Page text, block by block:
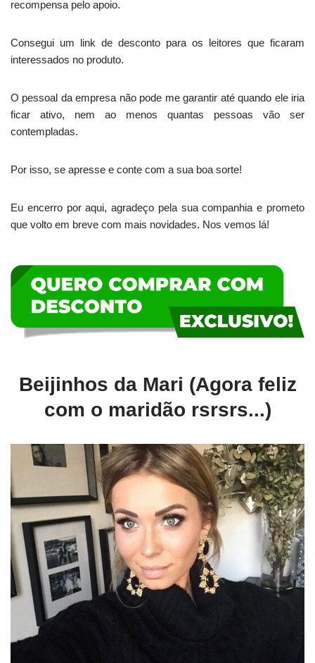
recompensa pelo apoio.
Consegui um link de desconto para os leitores que ficaram
interessados no produto.
O pessoal da empresa não pode me garantir até quando ele iria
ficar ativo, nem ao menos quantas pessoas vão ser
contempladas.
Por isso, se apresse e conte com a sua boa sorte!
Eu encerro por aqui, agradeço pela sua companhia e prometo
que volto em breve com mais novidades. Nos vemos lá!
Beijinhos da Mari (Agora feliz
com o maridão rsrsrs...)